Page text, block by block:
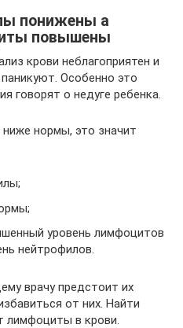
понижены а
повышены
крови неблагоприятен и
Особенно это
говорят о недуге ребенка.
нормы, это значит
уровень лимфоцитов
нейтрофилов.
врачу предстоит их
от них. Найти
лимфоциты в крови.